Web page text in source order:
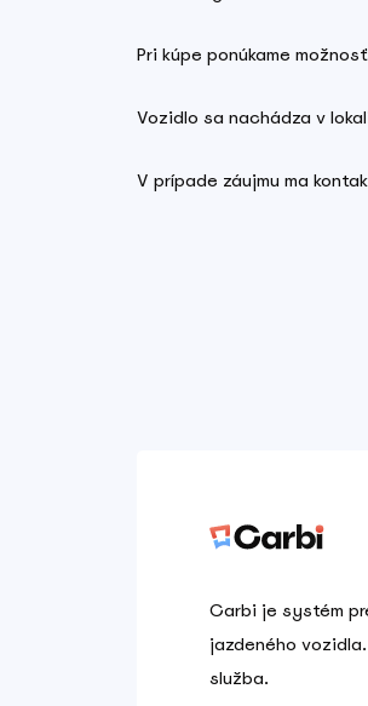
Pri kúpe ponúkame
Vozidlo sa nachádza v
V prípade záujmu ma
Carbi je systém
jazdeného
služba.